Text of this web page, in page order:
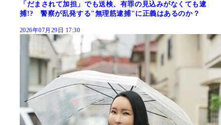
「だまされて加担」でも送検、有罪の見込みがなくても逮
捕!? 警察が乱発する"無理筋逮捕"に正義はあるのか？
2026年07月29日 17:30